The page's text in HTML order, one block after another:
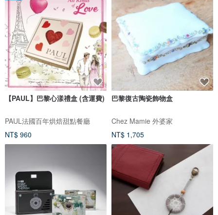
【PAUL】巴黎心漾禮盒 (含運費)
PAUL法國百年烘焙甜點餐廳
NT$ 960
巴黎復古陶瓷飾物盒
Chez Mamie 外婆家
NT$ 1,705